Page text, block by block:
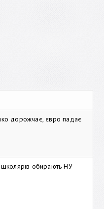
дорожчає, євро падає
школярів обирають НУ